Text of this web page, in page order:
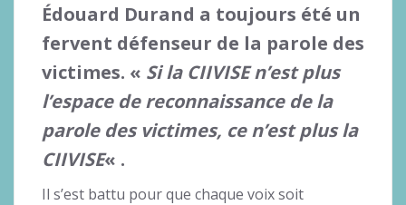
Édouard Durand a toujours été un
fervent défenseur de la parole des
victimes. « Si la CIIVISE n’est plus
l’espace de reconnaissance de la
parole des victimes, ce n’est plus la
CIIVISE« .
Il s’est battu pour que chaque voix soit